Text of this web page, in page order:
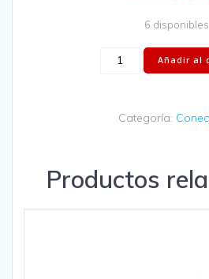
6 disponibles
Añadir al
Categoría:
Productos